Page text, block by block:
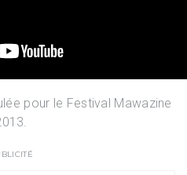
pour le Festival Mawazine